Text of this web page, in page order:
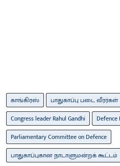
காங்கிரஸ் பாதுகாப்பு படை வீரர்கள்
Congress leader Rahul Gandhi
Defence
Parliamentary Committee on Defence
பாதுகாப்புகான நாடாளுமன்றக் கூட்டம்